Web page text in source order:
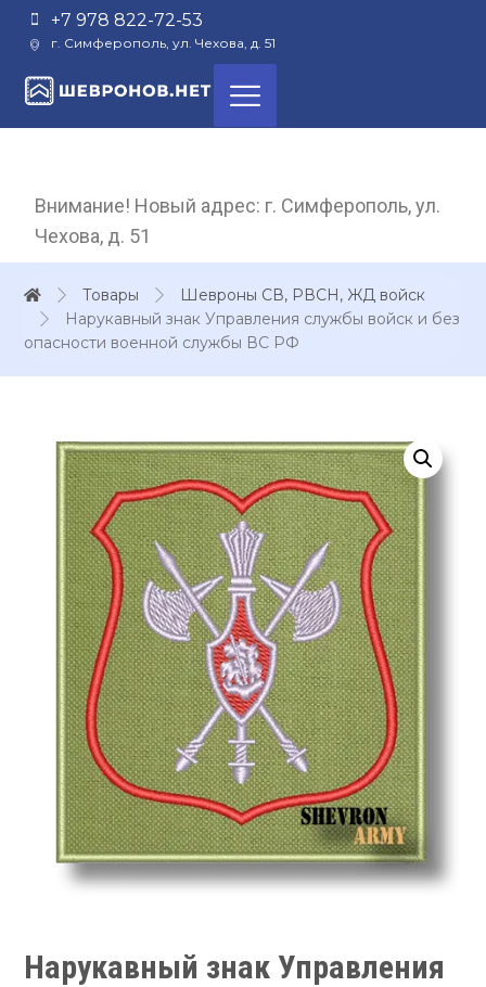
+7 978 822-72-53
г. Симферополь, ул. Чехова, д. 51
Внимание! Новый адрес: г. Симферополь, ул.
Чехова, д. 51
Товары
Шевроны СВ, РВСН, ЖД войск
Нарукавный знак Управления службы войск и без
опасности военной службы ВС РФ
Нарукавный знак Управления